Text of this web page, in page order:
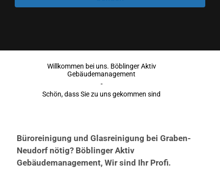
Willkommen bei uns. Böblinger Aktiv
Gebäudemanagement
-
Schön, dass Sie zu uns gekommen sind
Büroreinigung und Glasreinigung bei Graben-
Neudorf nötig? Böblinger Aktiv
Gebäudemanagement, Wir sind Ihr Profi.